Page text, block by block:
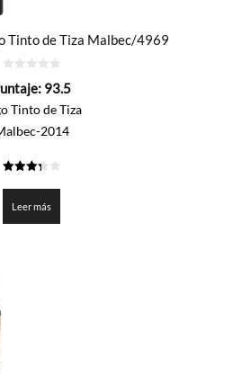
Tinto de Tiza Malbec/4969
de
93.5
Tinto de Tiza
2014
de 5
Leer más